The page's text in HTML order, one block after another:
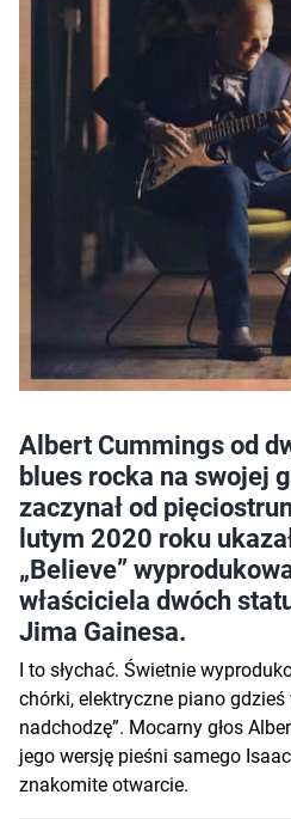
Albert Cummings od
blues rocka na swojej
zaczynał od
lutym 2020 roku
„Believe”
właściciela dwóch
Jima Gainesa.
I to słychać. Świetnie
chórki, elektryczne piano
nadchodzę”. Mocarny głos
jego wersję pieśni samego
znakomite otwarcie.